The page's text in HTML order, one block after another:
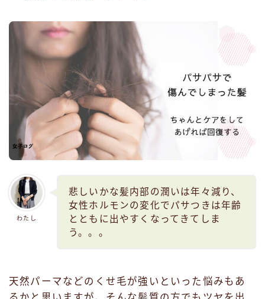
わたし
悲しいかな髪内部の潤いは年々減り、
女性ホルモンの変化でパサつきは年齢
とともに出やすくなってきてしま
う。。。
天然パーマなどのくせ毛が強いといった悩みもあ